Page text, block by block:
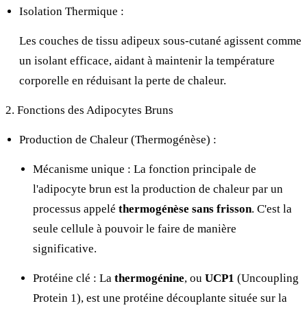
Isolation Thermique :
Les couches de tissu adipeux sous-cutané agissent comme
un isolant efficace, aidant à maintenir la température
corporelle en réduisant la perte de chaleur.
2. Fonctions des Adipocytes Bruns
Production de Chaleur (Thermogénèse) :
Mécanisme unique : La fonction principale de
l'adipocyte brun est la production de chaleur par un
processus appelé thermogénèse sans frisson. C'est la
seule cellule à pouvoir le faire de manière
significative.
Protéine clé : La thermogénine, ou UCP1 (Uncoupling
Protein 1), est une protéine découplante située sur la